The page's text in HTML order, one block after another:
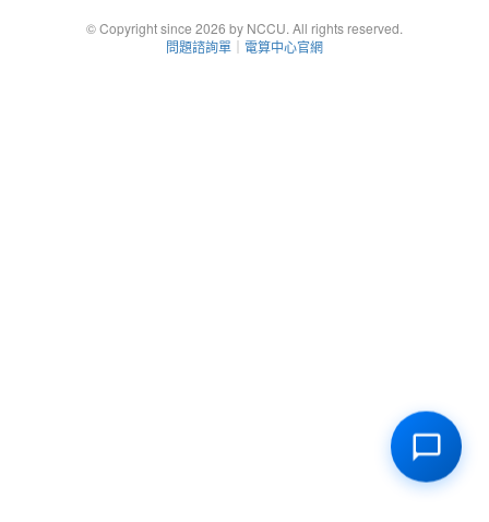
© Copyright since 2026 by NCCU. All rights reserved.
問題諮詢單 ｜ 電算中心官網